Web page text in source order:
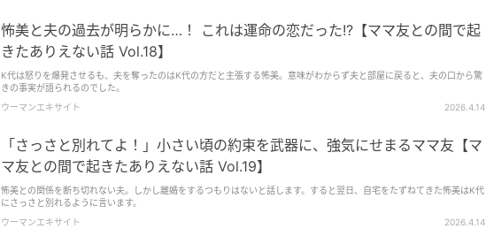
怖美と夫の過去が明らかに…！ これは運命の恋だった!?【ママ友との間で起
きたありえない話 Vol.18】
K代は怒りを爆発させるも、夫を奪ったのはK代の方だと主張する怖美。意味がわからず夫と部屋に戻ると、夫の口から驚
きの事実が語られるのでした。
ウーマンエキサイト
2026.4.14
「さっさと別れてよ！」小さい頃の約束を武器に、強気にせまるママ友【マ
マ友との間で起きたありえない話 Vol.19】
怖美との関係を断ち切れない夫。しかし離婚をするつもりはないと話します。すると翌日、自宅をたずねてきた怖美はK代
にさっさと別れるように言います。
ウーマンエキサイト
2026.4.14